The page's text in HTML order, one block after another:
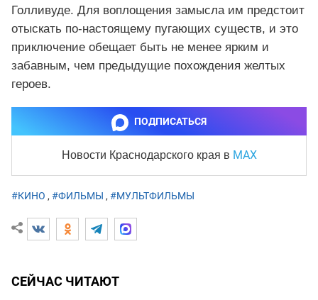
Голливуде. Для воплощения замысла им предстоит
отыскать по-настоящему пугающих существ, и это
приключение обещает быть не менее ярким и
забавным, чем предыдущие похождения желтых
героев.
ПОДПИСАТЬСЯ
Новости Краснодарского края в MAX
#КИНО , #ФИЛЬМЫ , #МУЛЬТФИЛЬМЫ
СЕЙЧАС ЧИТАЮТ